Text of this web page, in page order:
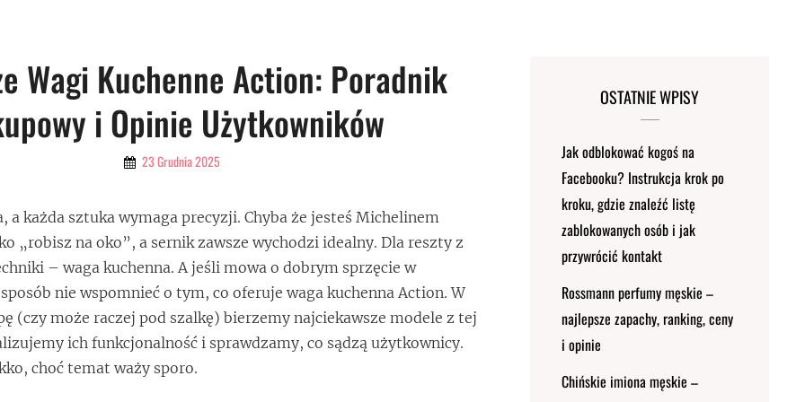
Wagi Kuchenne Action: Poradnik
i Opinie Użytkowników
By 23 Grudnia 2025
a każda sztuka wymaga precyzji. Chyba że jesteś Michelinem
„robisz na oko”, a sernik zawsze wychodzi idealny. Dla reszty z
– waga kuchenna. A jeśli mowa o dobrym sprzęcie w
nie wspomnieć o tym, co oferuje waga kuchenna Action. W
(czy może raczej pod szalkę) bierzemy najciekawsze modele z tej
ich funkcjonalność i sprawdzamy, co sądzą użytkownicy.
choć temat waży sporo.
OSTATNIE WPISY
Jak odblokować kogoś na
Facebooku? Instrukcja krok po
kroku, gdzie znaleźć listę
zablokowanych osób i jak
przywrócić kontakt
Rossmann perfumy męskie –
najlepsze zapachy, ranking, ceny
i opinie
Chińskie imiona męskie –